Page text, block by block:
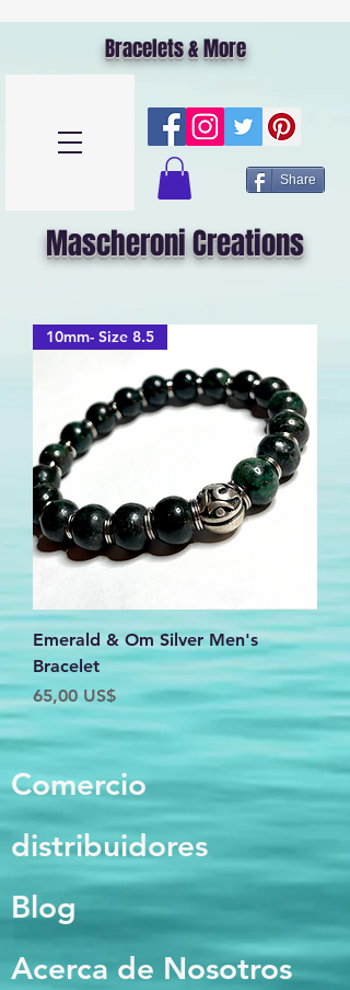
Share
Bracelets & More
Mascheroni Creations
10mm- Size 8.5
Emerald & Om Silver Men's
Bracelet
Precio
65,00 US$
Comercio
distribuidores
Blog
Acerca de Nosotros